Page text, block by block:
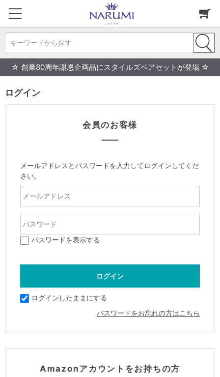
キーワードから探す
☆ 創業80周年謝恩企画品にスタイルズペアセットが登場 ☆
ログイン
会員のお客様
メールアドレスとパスワードを入力してログインしてくだ
さい。
パスワードを表示する
ログインしたままにする
パスワードをお忘れの方はこちら
Amazonアカウントをお持ちの方